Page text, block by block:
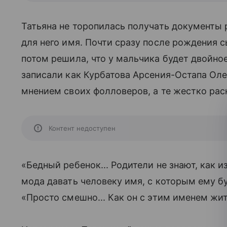
Татьяна не торопилась получать
для него имя. Почти сразу после рождения
потом решила, что у мальчика будет
записали как Курбатова Арсения-Остапа
мнением своих фолловеров, а те жестко
Контент недоступен
«Бедный ребенок... Родители не знают, как
мода давать человеку имя, с которым ему
«Просто смешно... Как он с этим именем